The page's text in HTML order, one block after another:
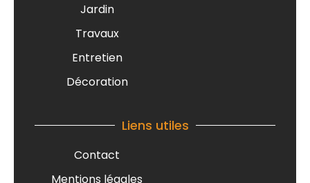
Jardin
Travaux
Entretien
Décoration
Liens utiles
Contact
Mentions légales